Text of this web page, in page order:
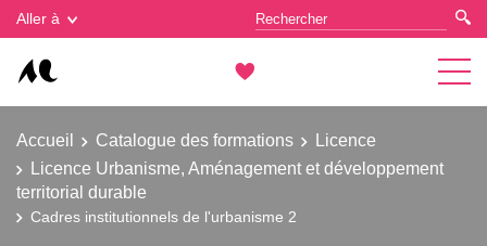
Aller à
Accueil Catalogue des formations
Licence
Licence Urbanisme, Aménagement et développement
territorial durable
Cadres institutionnels de l'urbanisme 2
Gestion des cookies